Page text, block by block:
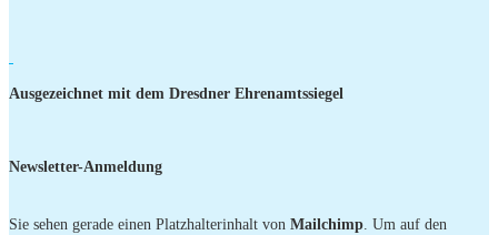
Ausgezeichnet mit dem Dresdner Ehrenamtssiegel
Newsletter-Anmeldung
Sie sehen gerade einen Platzhalterinhalt von Mailchimp . Um auf den